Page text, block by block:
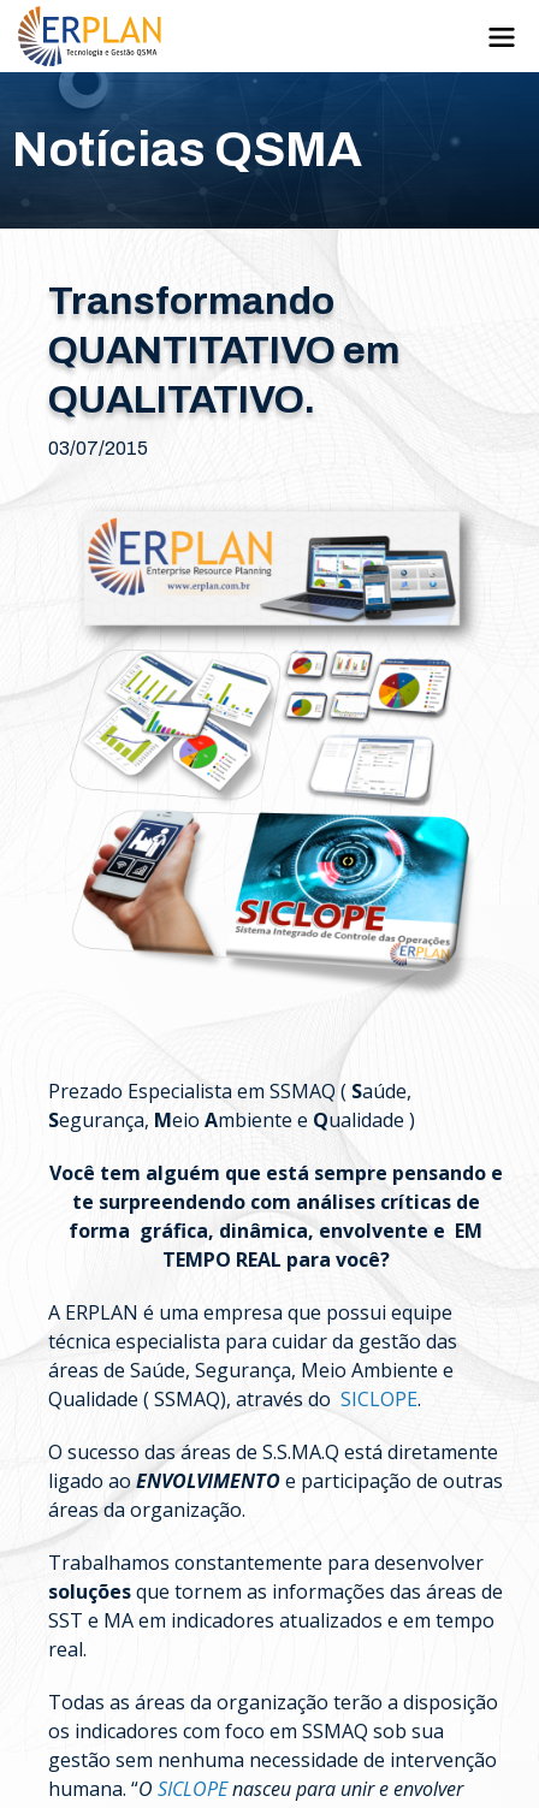
Notícias QSMA
Transformando
QUANTITATIVO em
QUALITATIVO.
03/07/2015
Prezado Especialista em SSMAQ ( Saúde,
Segurança, Meio Ambiente e Qualidade )
Você tem alguém que está sempre pensando e
te surpreendendo com análises críticas de
forma gráfica, dinâmica, envolvente e EM
TEMPO REAL para você?
A ERPLAN é uma empresa que possui equipe
técnica especialista para cuidar da gestão das
áreas de Saúde, Segurança, Meio Ambiente e
Qualidade ( SSMAQ), através do SICLOPE.
O sucesso das áreas de S.S.MA.Q está diretamente
ligado ao ENVOLVIMENTOe participação de outras
áreas da organização.
Trabalhamos constantemente para desenvolver
soluçõesque tornem as informações das áreas de
SST e MA em indicadores atualizados e em tempo
real.
Todas as áreas da organização terão a disposição
os indicadores com foco em SSMAQ sob sua
gestão sem nenhuma necessidade de intervenção
humana. “O SICLOPEnasceu para unir e envolver